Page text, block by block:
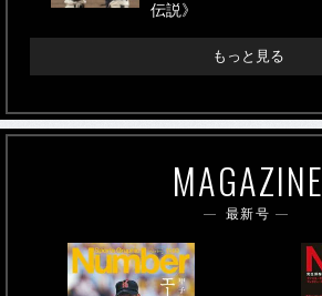
伝説》
もっと見る
MAGAZINE
最新号